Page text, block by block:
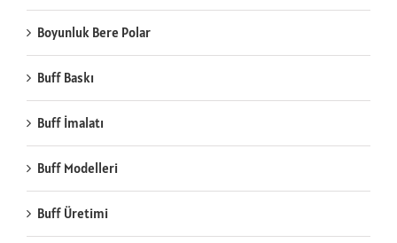
Boyunluk Bere Polar
Buff Baskı
Buff İmalatı
Buff Modelleri
Buff Üretimi